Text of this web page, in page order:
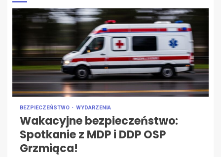
BEZPIECZEŃSTWO WYDARZENIA
Wakacyjne bezpieczeństwo:
Spotkanie z MDP i DDP OSP
Grzmiąca!